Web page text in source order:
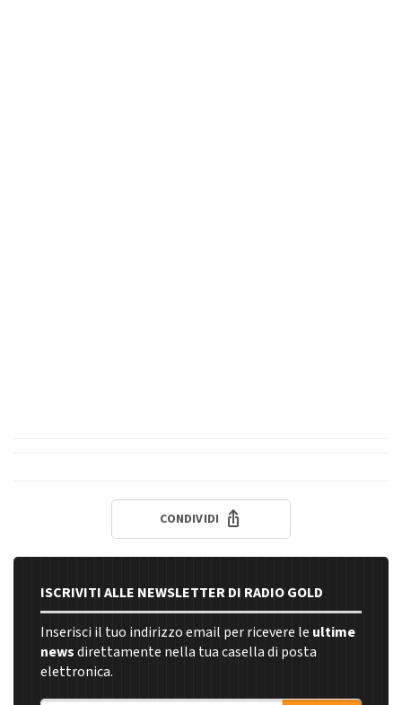
CONDIVIDI
ISCRIVITI ALLE NEWSLETTER DI RADIO GOLD
Inserisci il tuo indirizzo email per ricevere le ultime
newsdirettamente nella tua casella di posta
elettronica.